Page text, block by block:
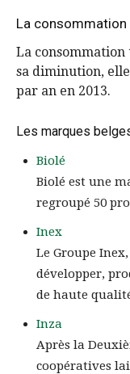
La consommation
La
sa diminution,
par an en 2013.
Les marques
Biolé
Biolé est une
regroupé 50
Inex
Le Groupe
développer,
de haute
Inza
Après la
coopératives